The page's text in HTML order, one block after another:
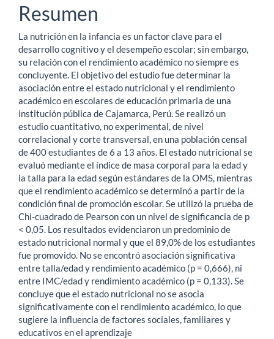
Resumen
La nutrición en la infancia es un factor clave para el
desarrollo cognitivo y el desempeño escolar; sin embargo,
su relación con el rendimiento académico no siempre es
concluyente. El objetivo del estudio fue determinar la
asociación entre el estado nutricional y el rendimiento
académico en escolares de educación primaria de una
institución pública de Cajamarca, Perú. Se realizó un
estudio cuantitativo, no experimental, de nivel
correlacional y corte transversal, en una población censal
de 400 estudiantes de 6 a 13 años. El estado nutricional se
evaluó mediante el índice de masa corporal para la edad y
la talla para la edad según estándares de la OMS, mientras
que el rendimiento académico se determinó a partir de la
condición final de promoción escolar. Se utilizó la prueba de
Chi-cuadrado de Pearson con un nivel de significancia de p
< 0,05. Los resultados evidenciaron un predominio de
estado nutricional normal y que el 89,0% de los estudiantes
fue promovido. No se encontró asociación significativa
entre talla/edad y rendimiento académico (p = 0,666), ni
entre IMC/edad y rendimiento académico (p = 0,133). Se
concluye que el estado nutricional no se asocia
significativamente con el rendimiento académico, lo que
sugiere la influencia de factores sociales, familiares y
educativos en el aprendizaje